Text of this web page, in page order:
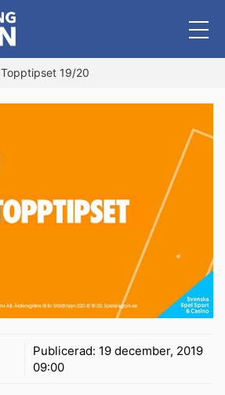
Topptipset 19/20
Publicerad: 19 december, 2019
09:00